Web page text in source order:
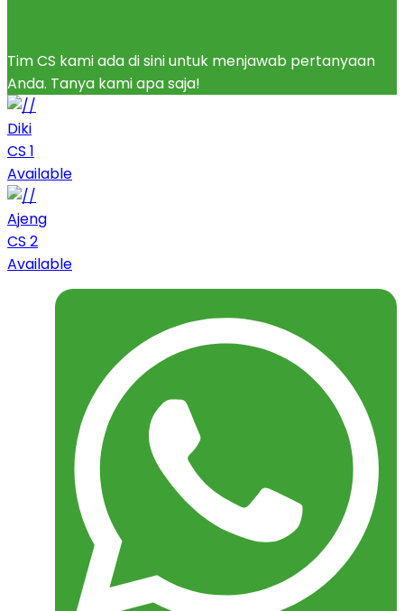
Tim CS kami ada di sini untuk menjawab pertanyaan
Anda. Tanya kami apa saja!
Diki
CS 1
Available
Ajeng
CS 2
Available